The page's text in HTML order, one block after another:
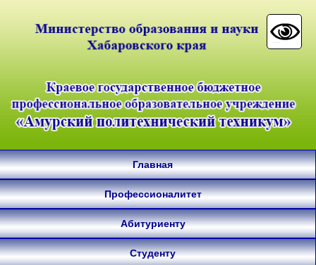
Главная
Профессионалитет
Абитуриенту
Студенту